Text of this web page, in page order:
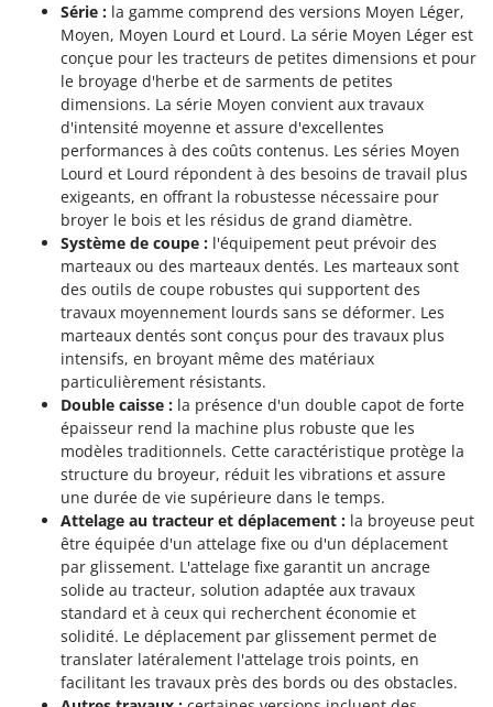
Série : la gamme comprend des versions Moyen Léger,
Moyen, Moyen Lourd et Lourd. La série Moyen Léger est
conçue pour les tracteurs de petites dimensions et pour
le broyage d'herbe et de sarments de petites
dimensions. La série Moyen convient aux travaux
d'intensité moyenne et assure d'excellentes
performances à des coûts contenus. Les séries Moyen
Lourd et Lourd répondent à des besoins de travail plus
exigeants, en offrant la robustesse nécessaire pour
broyer le bois et les résidus de grand diamètre.
Système de coupe : l'équipement peut prévoir des
marteaux ou des marteaux dentés. Les marteaux sont
des outils de coupe robustes qui supportent des
travaux moyennement lourds sans se déformer. Les
marteaux dentés sont conçus pour des travaux plus
intensifs, en broyant même des matériaux
particulièrement résistants.
Double caisse : la présence d'un double capot de forte
épaisseur rend la machine plus robuste que les
modèles traditionnels. Cette caractéristique protège la
structure du broyeur, réduit les vibrations et assure
une durée de vie supérieure dans le temps.
Attelage au tracteur et déplacement : la broyeuse peut
être équipée d'un attelage fixe ou d'un déplacement
par glissement. L'attelage fixe garantit un ancrage
solide au tracteur, solution adaptée aux travaux
standard et à ceux qui recherchent économie et
solidité. Le déplacement par glissement permet de
translater latéralement l'attelage trois points, en
facilitant les travaux près des bords ou des obstacles.